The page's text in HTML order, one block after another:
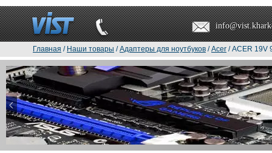
Главная / Наши товары /Адаптеры для ноутбуков /Acer / ACER 19V